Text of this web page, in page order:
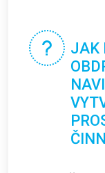
JAK